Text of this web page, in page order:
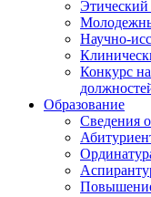
Научно-
Конкурс
Образование
Сведения